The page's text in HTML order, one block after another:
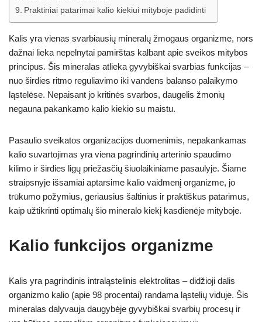
Praktiniai patarimai kalio kiekiui mityboje padidinti
Kalis yra vienas svarbiausių mineralų žmogaus organizme, nors
dažnai lieka nepelnytai pamirštas kalbant apie sveikos mitybos
principus. Šis mineralas atlieka gyvybiškai svarbias funkcijas –
nuo širdies ritmo reguliavimo iki vandens balanso palaikymo
ląstelėse. Nepaisant jo kritinės svarbos, daugelis žmonių
negauna pakankamo kalio kiekio su maistu.
Pasaulio sveikatos organizacijos duomenimis, nepakankamas
kalio suvartojimas yra viena pagrindinių arterinio spaudimo
kilimo ir širdies ligų priežasčių šiuolaikiniame pasaulyje. Šiame
straipsnyje išsamiai aptarsime kalio vaidmenį organizme, jo
trūkumo požymius, geriausius šaltinius ir praktiškus patarimus,
kaip užtikrinti optimalų šio mineralo kiekį kasdienėje mityboje.
Kalio funkcijos organizme
Kalis yra pagrindinis intraląstelinis elektrolitas – didžioji dalis
organizmo kalio (apie 98 procentai) randama ląstelių viduje. Šis
mineralas dalyvauja daugybėje gyvybiškai svarbių procesų ir